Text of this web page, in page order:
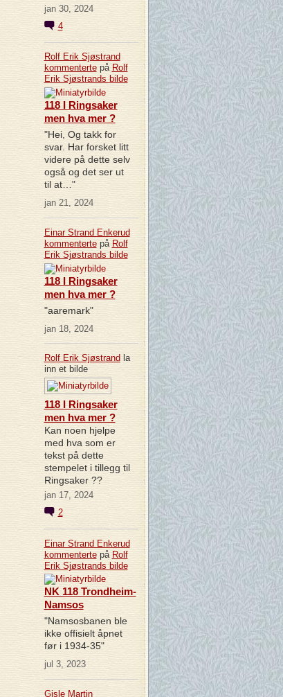
jan 30, 2024
4
Rolf Erik Sjøstrand
kommentertepå Rolf
Erik Sjøstrandsbilde
118 I Ringsaker
men hva mer ?
"Hei, Og takk for
svar. Har forsket litt
videre på dette selv
også og det ser ut
til at…"
jan 21, 2024
Einar Strand Enkerud
kommentertepå Rolf
Erik Sjøstrandsbilde
118 I Ringsaker
men hva mer ?
"aaremark"
jan 18, 2024
Rolf Erik Sjøstrand la
inn et bilde
118 I Ringsaker
men hva mer ?
Kan noen hjelpe
med hva som er
tekst på dette
stempelet i tillegg til
Ringsaker ??
jan 17, 2024
2
Einar Strand Enkerud
kommentertepå Rolf
Erik Sjøstrandsbilde
NK 118 Trondheim-
Namsos
"Namsosbanen ble
ikke offisielt åpnet
før i 1934-35"
jul 3, 2023
Gisle Martin